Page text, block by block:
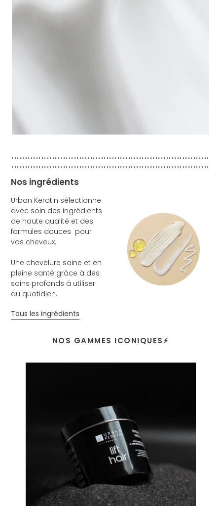
.........................................................................
.........................................................................
Nos ingrédients
Urban Keratin sélectionne
avec soin des ingrédients
de haute qualité et des
formules douces pour
vos cheveux.
Une chevelure saine et en
pleine santé grâce à des
soins profonds à utiliser
au quotidien.
Tous les ingrédients
NOS GAMMES ICONIQUES⚡️